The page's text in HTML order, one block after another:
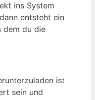
ins System
entsteht ein
dem du die
ist
sein und